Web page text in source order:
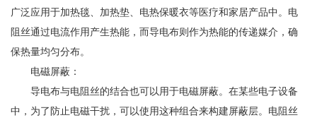
广泛应用于加热毯、加热垫、电热保暖衣等医疗和家居产品中。电
阻丝通过电流作用产生热能，而导电布则作为热能的传递媒介，确
保热量均匀分布。
电磁屏蔽：
导电布与电阻丝的结合也可以用于电磁屏蔽。在某些电子设备
中，为了防止电磁干扰，可以使用这种组合来构建屏蔽层。电阻丝